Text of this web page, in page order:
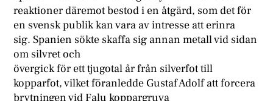
reaktioner däremot bestod i en åtgärd, som det för
en svensk publik kan vara av intresse att erinra
sig. Spanien sökte skaffa sig annan metall vid sidan
om silvret och
övergick för ett tjugotal år från silverfot till
kopparfot, vilket föranledde Gustaf Adolf att forcera
brytningen vid Falu koppargruva